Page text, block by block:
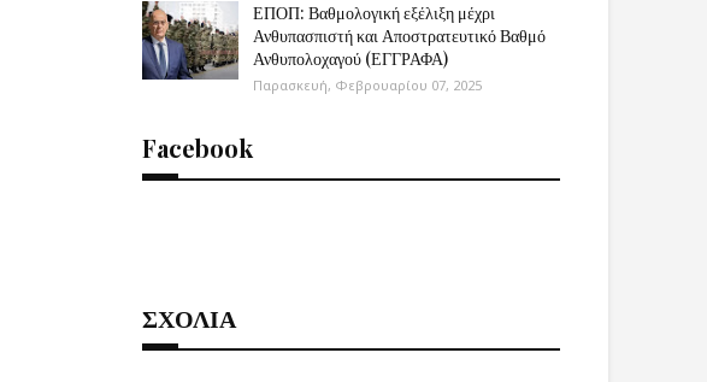
ΕΠΟΠ: Βαθμολογική εξέλιξη μέχρι
Ανθυπασπιστή και Αποστρατευτικό Βαθμό
Ανθυπολοχαγού (ΕΓΓΡΑΦΑ)
Παρασκευή, Φεβρουαρίου 07, 2025
Facebook
ΣΧΟΛΙΑ